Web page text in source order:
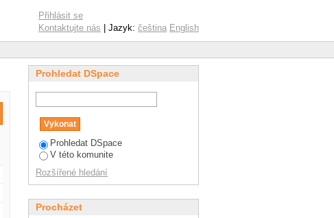
Přihlásit se
Kontaktujte nás | Jazyk: čeština English
Prohledat DSpace
Prohledat DSpace
V této komunite
Rozšířené hledání
Procházet